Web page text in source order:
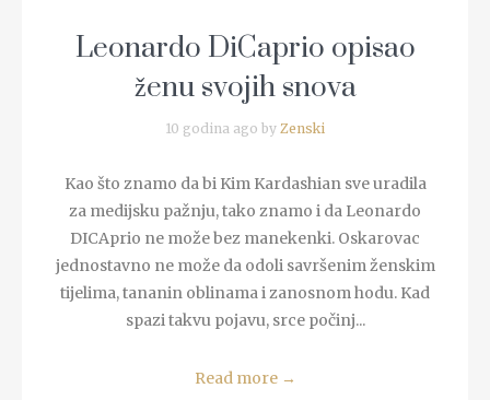
Leonardo DiCaprio opisao
ženu svojih snova
10 godina ago by Zenski
Kao što znamo da bi Kim Kardashian sve uradila
za medijsku pažnju, tako znamo i da Leonardo
DICAprio ne može bez manekenki. Oskarovac
jednostavno ne može da odoli savršenim ženskim
tijelima, tananin oblinama i zanosnom hodu. Kad
spazi takvu pojavu, srce počinj...
Read more →